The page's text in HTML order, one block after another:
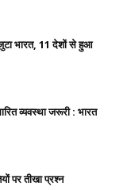
भारत, 11 देशों से हुआ
व्यवस्था जरूरी : भारत
पर तीखा प्रश्न